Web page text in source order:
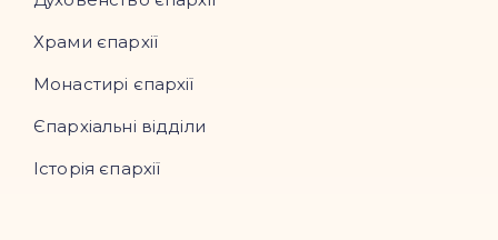
Храми єпархії
Монастирі єпархії
Єпархіальні відділи
Історія єпархії